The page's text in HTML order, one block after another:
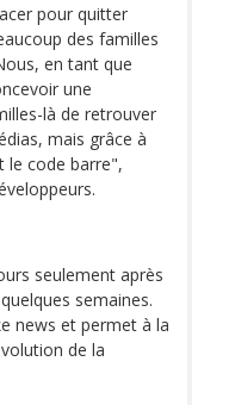
pour quitter
des familles
en tant que
une
là de retrouver
mais grâce à
le code barre",
seulement après
semaines.
news et permet à la
de la